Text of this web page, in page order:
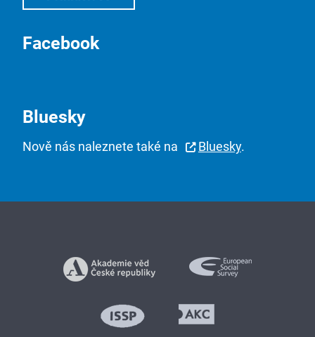
Facebook
Bluesky
Nově nás naleznete také na Bluesky.